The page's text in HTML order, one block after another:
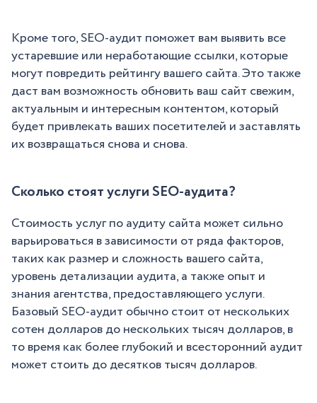
Кроме того, SEO-аудит поможет вам выявить все
устаревшие или неработающие ссылки, которые
могут повредить рейтингу вашего сайта. Это также
даст вам возможность обновить ваш сайт свежим,
актуальным и интересным контентом, который
будет привлекать ваших посетителей и заставлять
их возвращаться снова и снова.
Сколько стоят услуги SEO-аудита?
Стоимость услуг по аудиту сайта может сильно
варьироваться в зависимости от ряда факторов,
таких как размер и сложность вашего сайта,
уровень детализации аудита, а также опыт и
знания агентства, предоставляющего услуги.
Базовый SEO-аудит обычно стоит от нескольких
сотен долларов до нескольких тысяч долларов, в
то время как более глубокий и всесторонний аудит
может стоить до десятков тысяч долларов.